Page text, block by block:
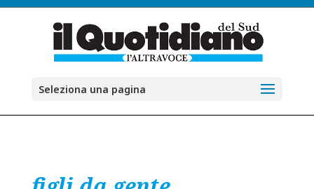
Seleziona una pagina